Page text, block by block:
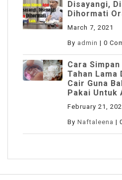
Disayangi,
Dihormati
March 7, 2021
By admin | 0
Cara
Tahan Lama
Cair Guna
Pakai Untuk
February 21,
By Naftaleena |